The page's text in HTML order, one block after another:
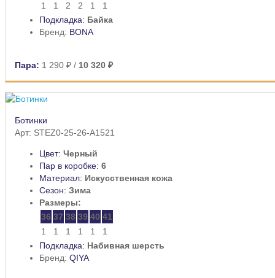
1
1 2 2 1
1
Подкладка: Байка
Бренд: BONA
Пара: 1 290 ₽ / 10 320 ₽
Ботинки
Арт: STEZ0-25-26-A1521
Цвет: Черный
Пар в коробке: 6
Материал: Искусственная кожа
Сезон: Зима
Размеры:
36 37 38 39 40 41
1
1 1 1 1
1
Подкладка: Набивная шерсть
Бренд: QIYA